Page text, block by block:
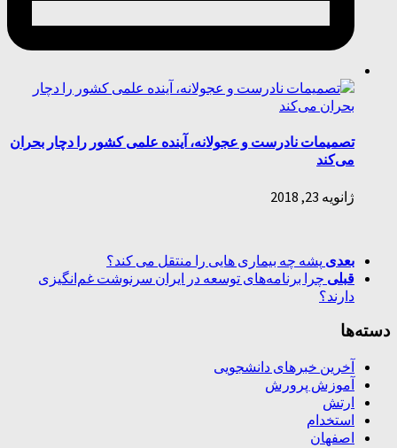
تصمیمات نادرست و عجولانه، آینده علمی کشور را دچار بحران
می‌کند
ژانویه 23, 2018
بعدی پشه چه بیماری هایی را منتقل می کند؟
قبلی چرا برنامه‌های توسعه در ایران سرنوشت غم‌انگیزی
دارند؟
دسته‌ها
آخرین خبرهای دانشجویی
آموزش پرورش
ارتش
استخدام
اصفهان